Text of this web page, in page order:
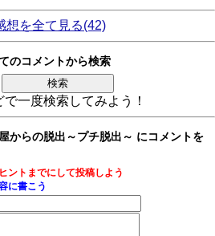
想を全て見る(42)
のコメントから検索
一度検索してみよう！
からの脱出～プチ脱出～ にコメントを
ントまでにして投稿しよう
に書こう